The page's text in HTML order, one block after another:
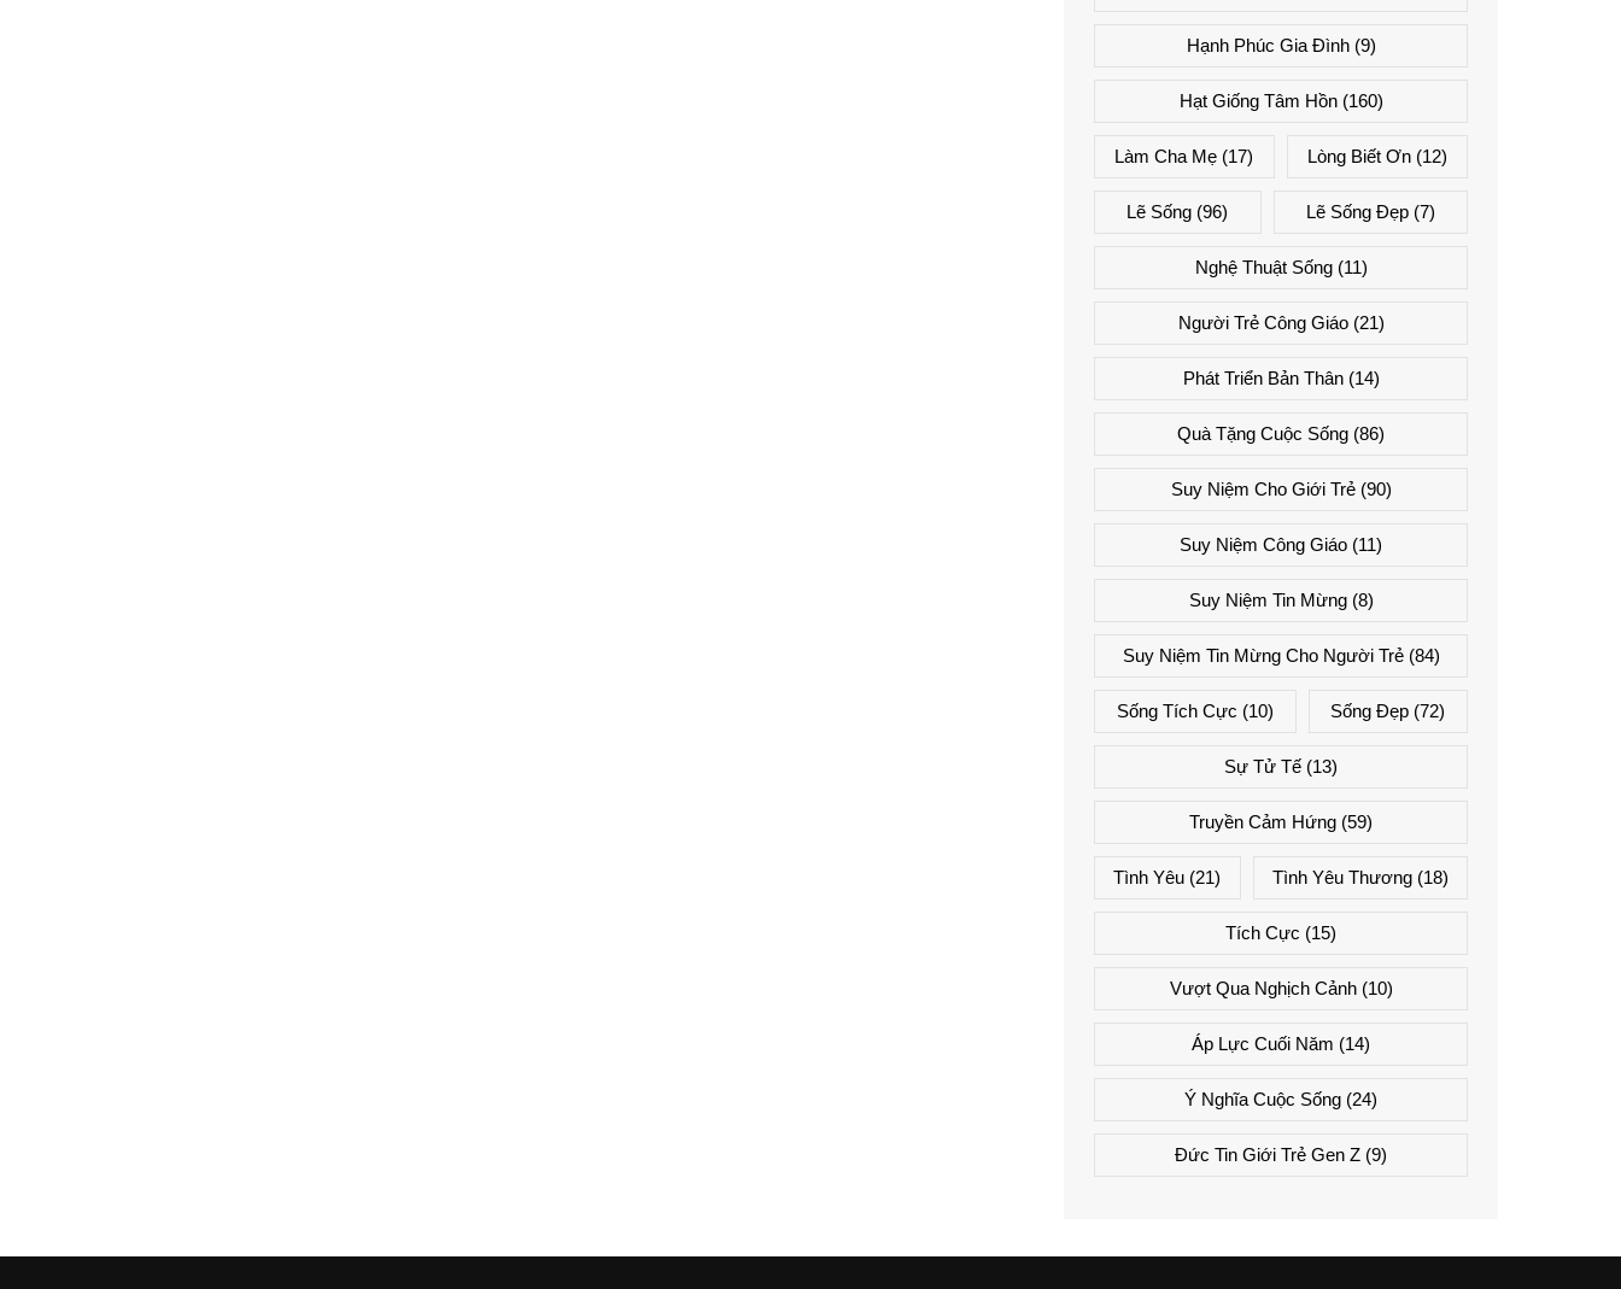
Hạnh Phúc Gia Đình(9)
Hạt Giống Tâm Hồn(160)
Làm Cha Mẹ (17) Lòng Biết Ơn(12)
Lẽ Sống (96) Lẽ Sống Đẹp(7)
Nghệ Thuật Sống(11)
Người Trẻ Công Giáo(21)
Phát Triển Bản Thân(14)
Quà Tặng Cuộc Sống (86)
Suy Niệm Cho Giới Trẻ(90)
Suy Niệm Công Giáo (11)
Suy Niệm Tin Mừng(8)
Suy Niệm Tin Mừng Cho Người Trẻ(84)
Sống Tích Cực (10) Sống Đẹp (72)
Sự Tử Tế (13)
Truyền Cảm Hứng (59)
Tình Yêu (21) Tình Yêu Thương(18)
Tích Cực (15)
Vượt Qua Nghịch Cảnh(10)
Áp Lực Cuối Năm (14)
Ý Nghĩa Cuộc Sống (24)
Đức Tin Giới Trẻ Gen Z (9)